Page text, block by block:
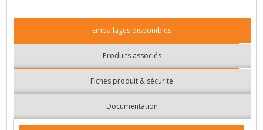
Emballages disponibles
Produits associés
Fiches produit & sécurité
Documentation